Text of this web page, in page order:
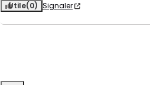
Utile(0) Signaler